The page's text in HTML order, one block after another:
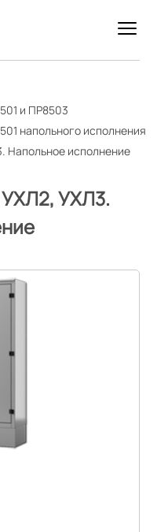
и ПР8503
напольного исполнения
Напольное исполнение
УХЛ3.